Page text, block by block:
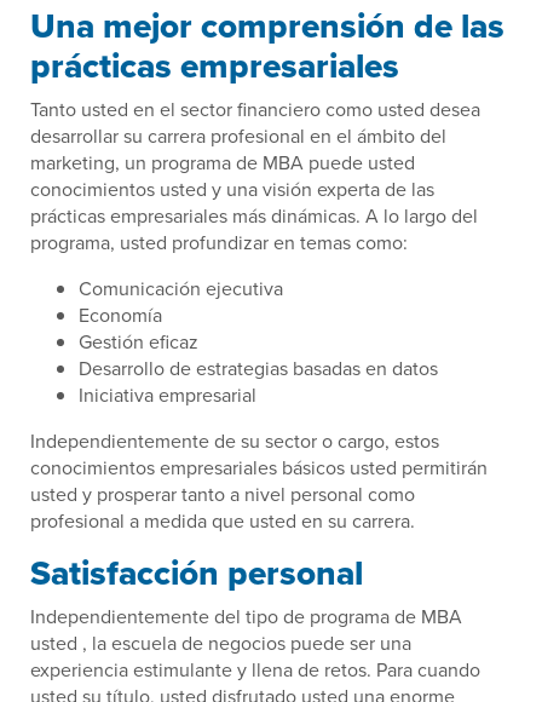
Una mejor comprensión de las
prácticas empresariales
Tanto usted en el sector financiero como usted desea
desarrollar su carrera profesional en el ámbito del
marketing, un programa de MBA puede usted
conocimientos usted y una visión experta de las
prácticas empresariales más dinámicas. A lo largo del
programa, usted profundizar en temas como:
Comunicación ejecutiva
Economía
Gestión eficaz
Desarrollo de estrategias basadas en datos
Iniciativa empresarial
Independientemente de su sector o cargo, estos
conocimientos empresariales básicos usted permitirán
usted y prosperar tanto a nivel personal como
profesional a medida que usted en su carrera.
Satisfacción personal
Independientemente del tipo de programa de MBA
usted , la escuela de negocios puede ser una
experiencia estimulante y llena de retos. Para cuando
usted su título, usted disfrutado usted una enorme